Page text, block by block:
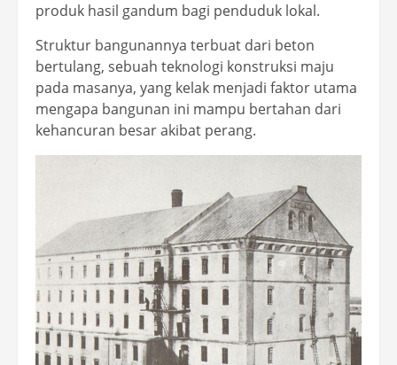
produk hasil gandum bagi penduduk lokal.
Struktur bangunannya terbuat dari beton
bertulang, sebuah teknologi konstruksi maju
pada masanya, yang kelak menjadi faktor utama
mengapa bangunan ini mampu bertahan dari
kehancuran besar akibat perang.